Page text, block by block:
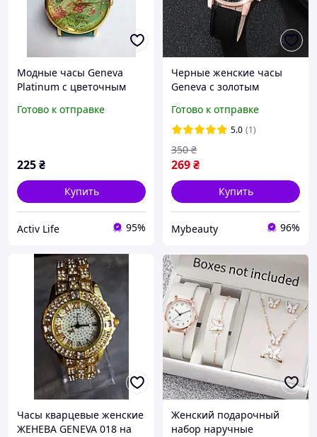
Модные часы Geneva
Platinum с цветочным
Готово к отправке
225₴
Купить
Activ Life 95%
Черные женские часы
Geneva с золотым
Готово к отправке
5.0 (1)
269₴
350 ₴
Купить
Mybeauty 96%
Часы кварцевые женские
ЖЕНЕВА GENEVA 018 на
Женский подарочный
набор наручные